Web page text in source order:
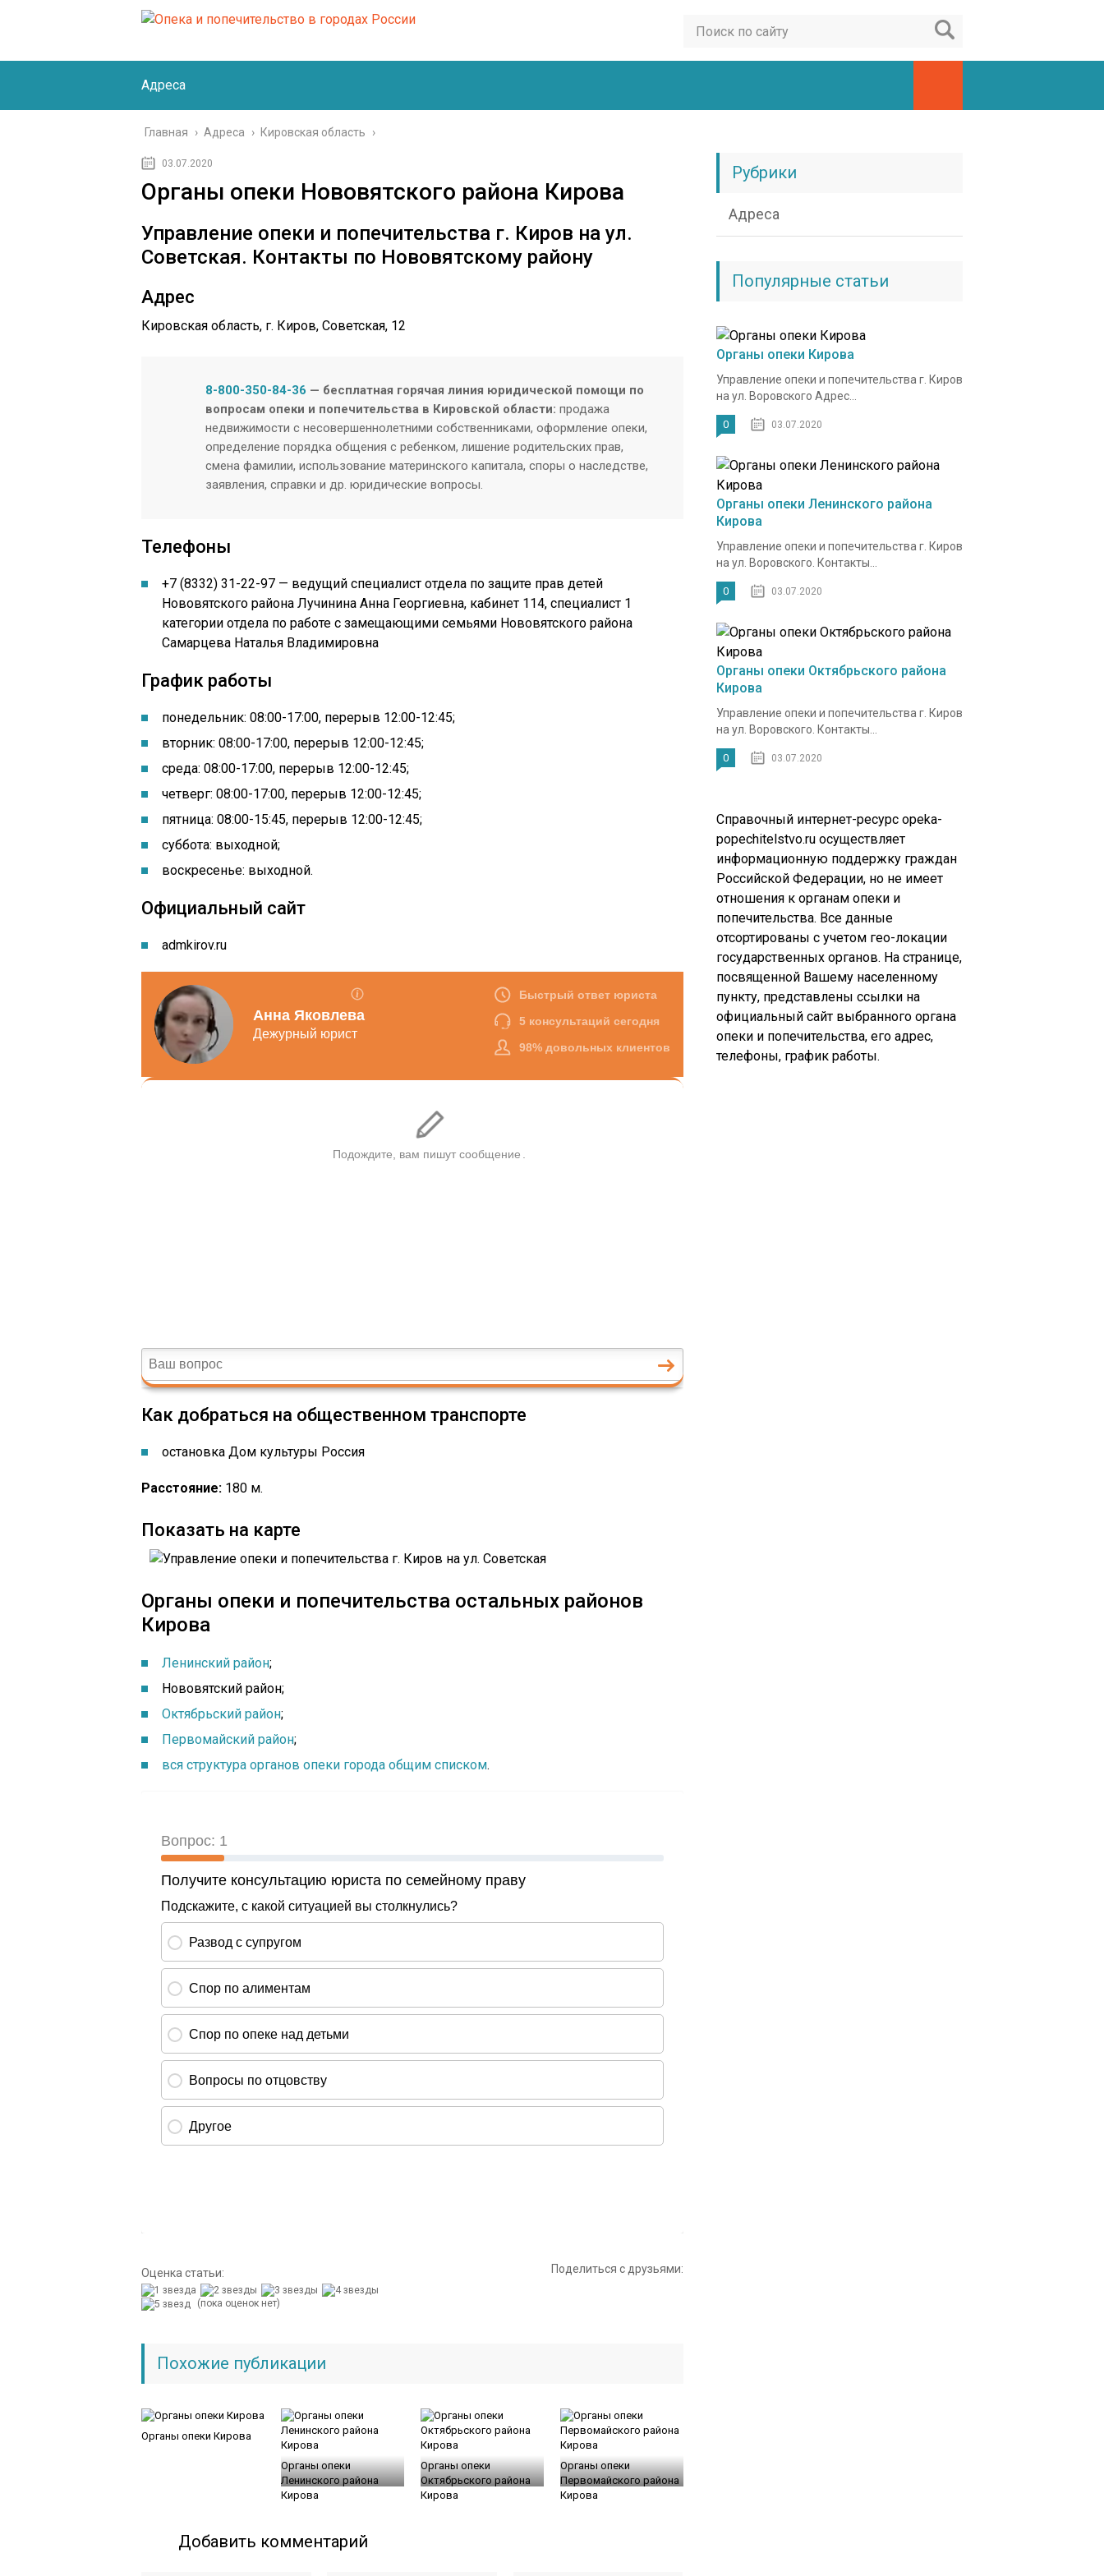
Адреса
Главная › Адреса › Кировская область ›
03.07.2020
Органы опеки Нововятского района Кирова
Управление опеки и попечительства г. Киров на ул.
Советская. Контакты по Нововятскому району
Адрес
Кировская область, г. Киров, Советская, 12
8-800-350-84-36 — бесплатная горячая линия юридической помощи по
вопросам опеки и попечительства в Кировской области: продажа
недвижимости с несовершеннолетними собственниками, оформление опеки,
определение порядка общения с ребенком, лишение родительских прав,
смена фамилии, использование материнского капитала, споры о наследстве,
заявления, справки и др. юридические вопросы.
Телефоны
+7 (8332) 31-22-97 — ведущий специалист отдела по защите прав детей
Нововятского района Лучинина Анна Георгиевна, кабинет 114, специалист 1
категории отдела по работе с замещающими семьями Нововятского района
Самарцева Наталья Владимировна
График работы
понедельник: 08:00-17:00, перерыв 12:00-12:45;
вторник: 08:00-17:00, перерыв 12:00-12:45;
среда: 08:00-17:00, перерыв 12:00-12:45;
четверг: 08:00-17:00, перерыв 12:00-12:45;
пятница: 08:00-15:45, перерыв 12:00-12:45;
суббота: выходной;
воскресенье: выходной.
Официальный сайт
admkirov.ru
Как добраться на общественном транспорте
остановка Дом культуры Россия
Расстояние: 180 м.
Показать на карте
Органы опеки и попечительства остальных районов
Кирова
Ленинский район;
Нововятский район;
Октябрьский район;
Первомайский район;
вся структура органов опеки города общим списком.
Оценка статьи:
(пока оценок нет)
Поделиться с друзьями:
Похожие публикации
Органы опеки Кирова
Органы опеки
Ленинского района
Кирова
Органы опеки
Октябрьского района
Кирова
Органы опеки
Первомайского района
Кирова
Добавить комментарий
Рубрики
Адреса
Популярные статьи
Органы опеки Кирова
Управление опеки и попечительства г. Киров
на ул. Воровского Адрес...
0 03.07.2020
Органы опеки Ленинского района
Кирова
Управление опеки и попечительства г. Киров
на ул. Воровского. Контакты...
0 03.07.2020
Органы опеки Октябрьского района
Кирова
Управление опеки и попечительства г. Киров
на ул. Воровского. Контакты...
0 03.07.2020
Справочный интернет-ресурс opeka-
popechitelstvo.ru осуществляет
информационную поддержку граждан
Российской Федерации, но не имеет
отношения к органам опеки и
попечительства. Все данные
отсортированы с учетом гео-локации
государственных органов. На странице,
посвященной Вашему населенному
пункту, представлены ссылки на
официальный сайт выбранного органа
опеки и попечительства, его адрес,
телефоны, график работы.